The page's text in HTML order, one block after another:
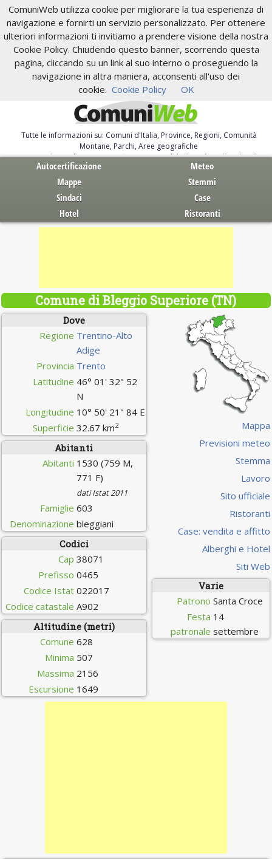
ComuniWeb utilizza cookie per migliorare la tua esperienza di
navigazione e fornirti un servizio personalizzato. Per ottenere
ulteriori informazioni ti invitiamo a prendere visione della nostra
Cookie Policy. Chiudendo questo banner, scorrendo questa
pagina, cliccando su un link al suo interno o proseguendo la
navigazione in altra maniera, acconsenti all'uso dei
cookie. Cookie Policy OK
Tutte le informazioni su: Comuni d'Italia, Province, Regioni, Comunità
Montane, Parchi, Aree geografiche
Servizi al Cittadino. Autocertificazione, moduli, leggi, free download
Autocertificazione
Meteo
Mappe
Stemmi
Sindaci
Case
Hotel
Ristoranti
Comune di Bleggio Superiore (TN)
Dove
Regione Trentino-Alto
Adige
Provincia Trento
Latitudine 46° 01' 32" 52
N
Longitudine 10° 50' 21" 84 E
Superficie 32.67 km2
Abitanti
Abitanti 1530 (759 M,
771 F)
dati Istat 2011
Famiglie 603
Denominazione bleggiani
Codici
Cap 38071
Prefisso 0465
Codice Istat 022017
Codice catastale A902
Altitudine (metri)
Comune 628
Minima 507
Massima 2156
Escursione 1649
Mappa
Previsioni meteo
Stemma
Lavoro
Sito ufficiale
Ristoranti
Case: vendita e affitto
Alberghi e Hotel
Siti Web
Varie
Patrono Santa Croce
Festa
patronale
14
settembre